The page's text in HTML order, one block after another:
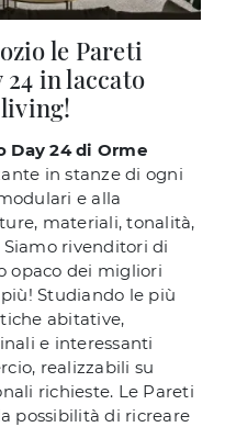
le Pareti
in laccato
Day 24 di Orme
in stanze di ogni
e alla
materiali, tonalità,
rivenditori di
opaco dei migliori
Studiando le più
abitative,
e interessanti
realizzabili su
richieste. Le Pareti
possibilità di ricreare